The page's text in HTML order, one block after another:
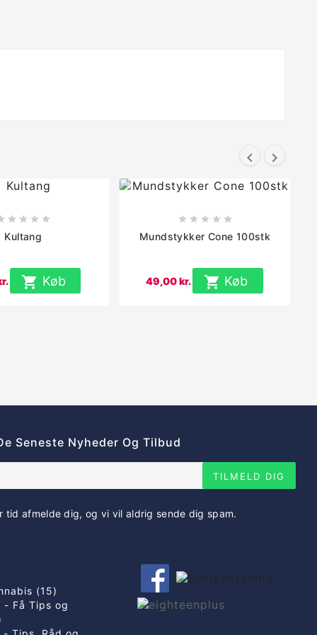
 
   
Kultang
 Køb
    
Mundstykker Cone 100stk
49,00 kr.  Køb
Seneste Nyheder Og Tilbud
TILMELD DIG
tid afmelde dig, og vi vil aldrig sende dig spam.
(15)
- Få Tips og